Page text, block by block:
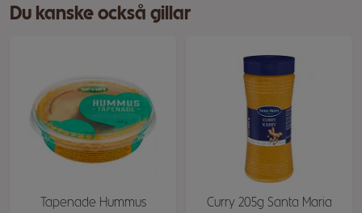
Du kanske också gillar
Tapenade Hummus
Curry 205g Santa Maria